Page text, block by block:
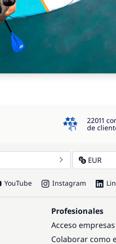
4.3
22011
de
EUR
YouTube Instagram
Profesionales
Acceso empresas
Colaborar como